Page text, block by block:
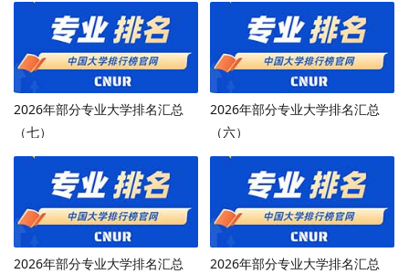
2026年部分专业大学排名汇总
（七）
2026年部分专业大学排名汇总
（六）
2026年部分专业大学排名汇总
2026年部分专业大学排名汇总